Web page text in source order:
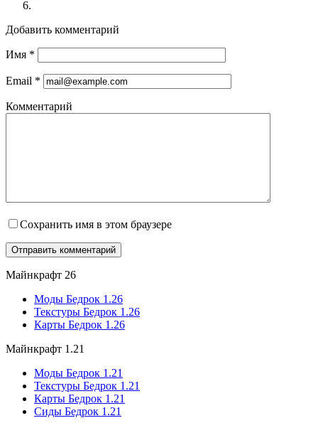
Добавить комментарий
Имя *
Email *
Комментарий
Сохранить имя в этом браузере
Майнкрафт 26
Моды Бедрок 1.26
Текстуры Бедрок 1.26
Карты Бедрок 1.26
Майнкрафт 1.21
Моды Бедрок 1.21
Текстуры Бедрок 1.21
Карты Бедрок 1.21
Сиды Бедрок 1.21